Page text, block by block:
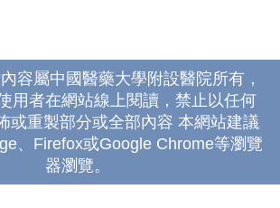
容屬中國醫藥大學附設醫院所有，
用者在網站線上閱讀，禁止以任何
或重製部分或全部內容 本網站建議
、Firefox或Google Chrome等瀏覽
器瀏覽。